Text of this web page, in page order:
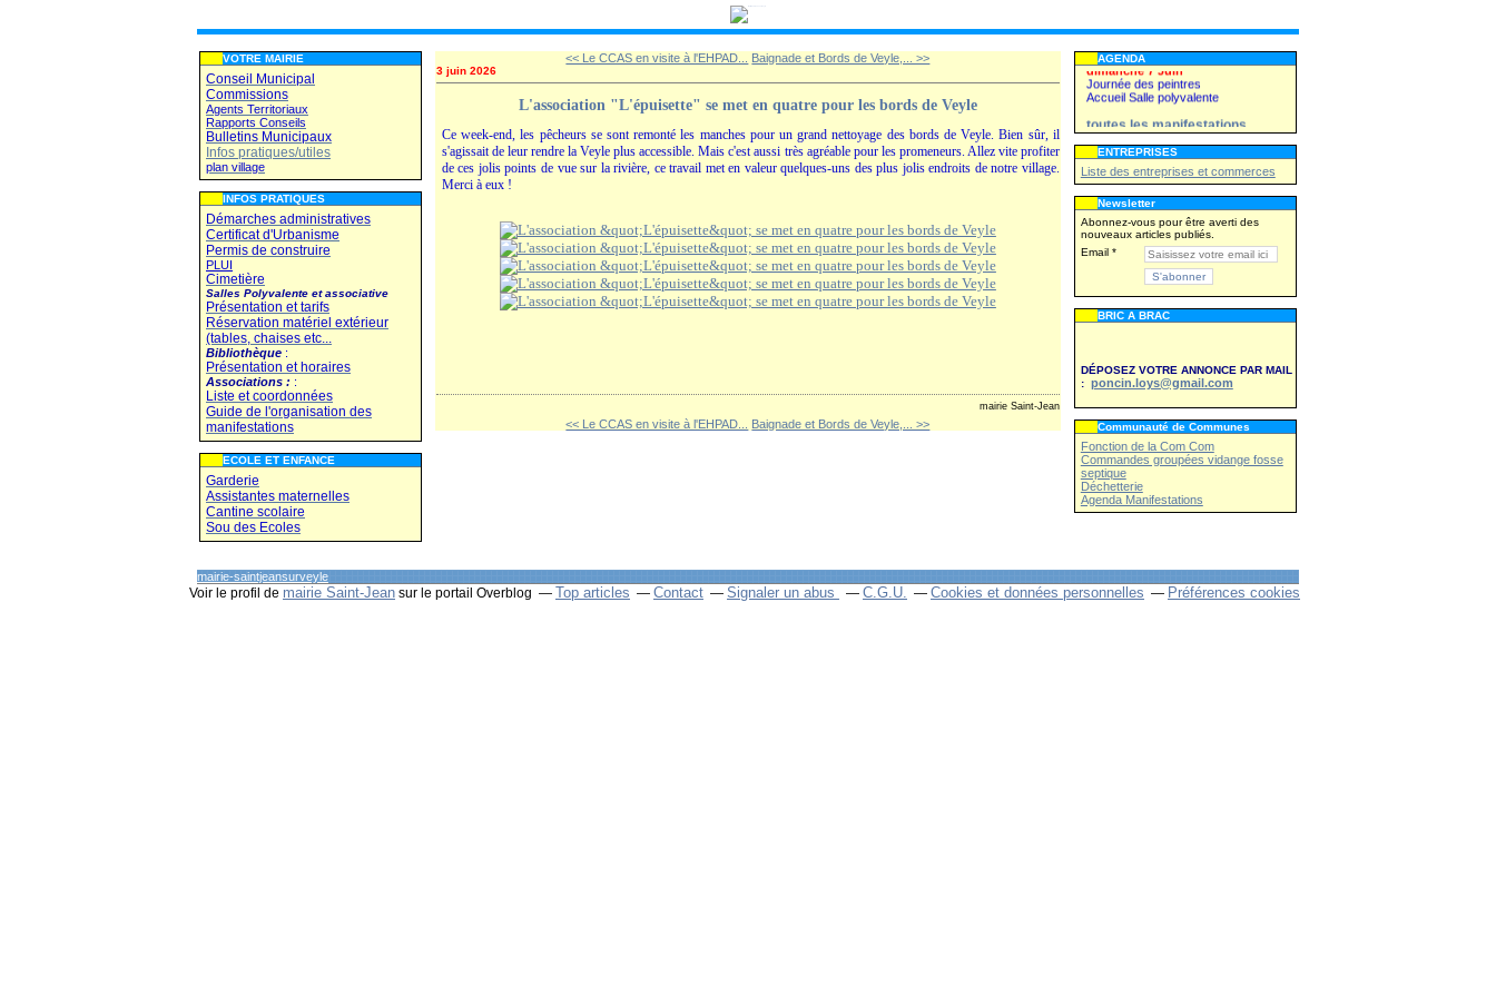
VOTRE MAIRIE
Conseil Municipal
Commissions
Agents Territoriaux
Rapports Conseils
Bulletins Municipaux
Infos pratiques/utiles
plan village
INFOS PRATIQUES
Démarches administratives
Certificat d'Urbanisme
Permis de construire
PLUI
Cimetière
Salles Polyvalente et associative
Présentation et tarifs
Réservation matériel extérieur
(tables, chaises etc...
Bibliothèque :
Présentation et horaires
Associations : :
Liste et coordonnées
Guide de l'organisation des
manifestations
ECOLE ET ENFANCE
Garderie
Assistantes maternelles
Cantine scolaire
Sou des Ecoles
<< Le CCAS en visite à l'EHPAD... Baignade et Bords de Veyle,... >>
3 juin 2026
L'association "L'épuisette" se met en quatre pour les bords de Veyle
Ce week-end, les pêcheurs se sont remonté les manches pour un grand nettoyage des bords de Veyle. Bien sûr, il
s'agissait de leur rendre la Veyle plus accessible. Mais c'est aussi très agréable pour les promeneurs. Allez vite profiter
de ces jolis points de vue sur la rivière, ce travail met en valeur quelques-uns des plus jolis endroits de notre village.
Merci à eux !
mairie Saint-Jean
<< Le CCAS en visite à l'EHPAD... Baignade et Bords de Veyle,... >>
AGENDA
WE 27,28 juin
dimanche 7 Juin
Journée des peintres
Accueil Salle polyvalente
toutes les manifestations
Vendredi 26 juin
Kermesse du Sou des écoles
WE 27,28 juin
Fête patronale
dimanche 7 Juin
Journée des peintres
Accueil Salle polyvalente
ENTREPRISES
Liste des entreprises et commerces
Newsletter
Abonnez-vous pour être averti des
nouveaux articles publiés.
Email
BRIC A BRAC
DÉPOSEZ VOTRE ANNONCE PAR MAIL
: poncin.loys@gmail.com
Communauté de Communes
Fonction de la Com Com
Commandes groupées vidange fosse
septique
Déchetterie
Agenda Manifestations
mairie-saintjeansurveyle
Voir le profil de mairie Saint-Jean sur le portail Overblog Top articles Contact Signaler un abus C.G.U. Cookies et données personnelles Préférences cookies